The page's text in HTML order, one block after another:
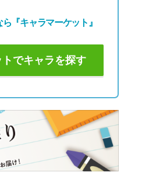
ら 『キャラマーケット』
でキャラを探す